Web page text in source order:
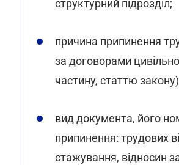
структурний підрозділ;
причина припинення
за договорами
частину, статтю
вид документа, його
припинення: трудових
стажування, відносин